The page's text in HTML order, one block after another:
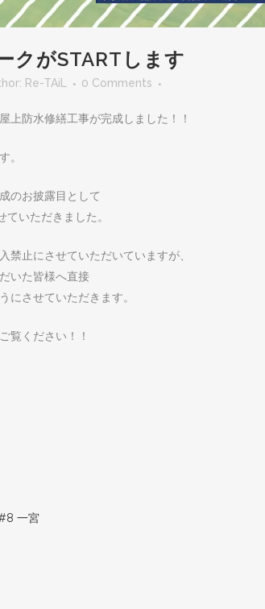
クがSTARTします
Re-TAiL 0 Comments
上防水修繕工事が完成しました！！
。
のお披露目として
いただきました。
禁止にさせていただいていますが、
いた皆様へ直接
にさせていただきます。
覧ください！！
一宮